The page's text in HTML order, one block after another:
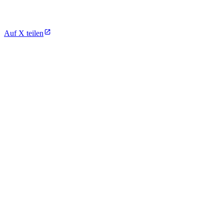
Auf X teilen